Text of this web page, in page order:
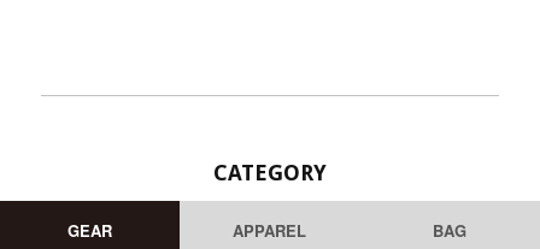
CATEGORY
GEAR APPAREL BAG